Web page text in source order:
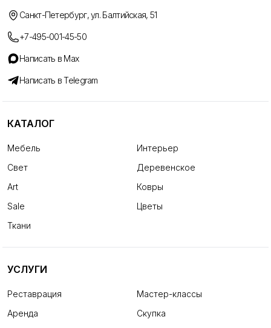
Санкт-Петербург, ул. Балтийская, 51
+7-495-001-45-50
Написать в Max
Написать в Telegram
КАТАЛОГ
Мебель
Интерьер
Свет
Деревенское
Art
Ковры
Sale
Цветы
Ткани
УСЛУГИ
Реставрация
Мастер-классы
Аренда
Скупка